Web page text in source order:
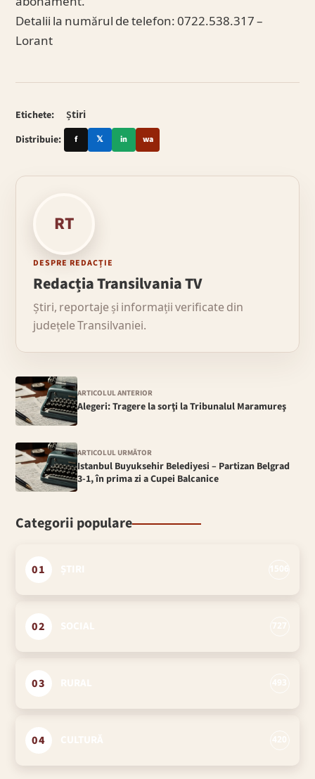
Detalii la numărul de telefon: 0722.538.317 –
Lorant
Etichete:
Știri
Distribuie:
f 𝕏 in wa
RT
DESPRE REDACȚIE
Redacția Transilvania TV
Știri, reportaje și informații verificate din
județele Transilvaniei.
ARTICOLUL ANTERIOR
Alegeri: Tragere la sorţi la Tribunalul Maramureş
ARTICOLUL URMĂTOR
Istanbul Buyuksehir Belediyesi – Partizan Belgrad
3-1, în prima zi a Cupei Balcanice
Categorii populare
01
02
03
04